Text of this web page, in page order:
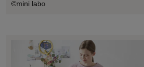
©mini labo